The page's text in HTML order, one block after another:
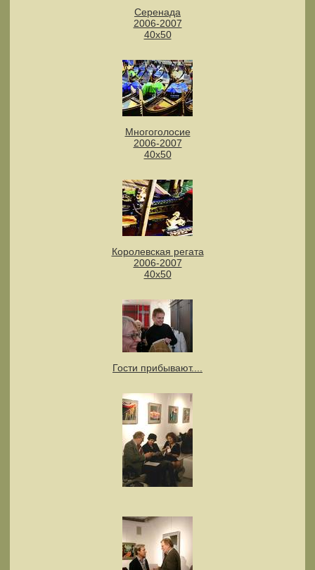
Серенада
2006-2007
40х50
Многоголосие
2006-2007
40х50
Королевская регата
2006-2007
40х50
Гости прибывают....